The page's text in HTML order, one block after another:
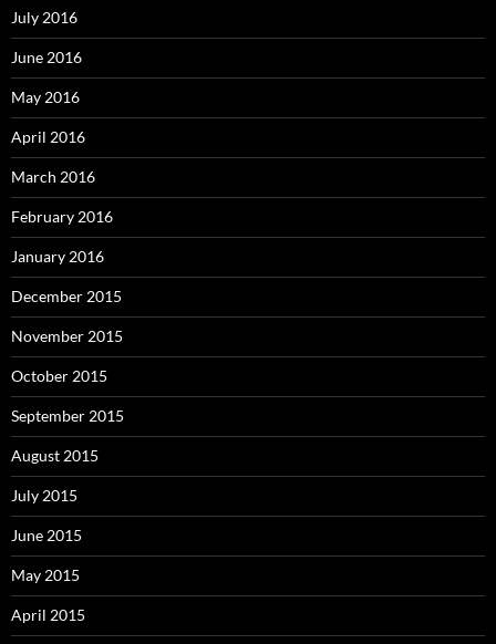
July 2016
June 2016
May 2016
April 2016
March 2016
February 2016
January 2016
December 2015
November 2015
October 2015
September 2015
August 2015
July 2015
June 2015
May 2015
April 2015